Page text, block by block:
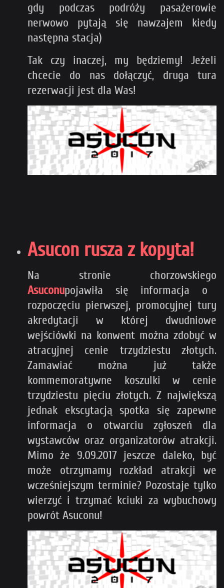
gdy podczas podróży pasażerowie
nerwowo pytają się nawzajem kiedy
następna stacja)
Tak czy inaczej, my będziemy! Jeżeli
chcecie do nas dołączyć, druga tura
rezerwacji jest dla Was!
Asucon rusza z kopyta!
Na stronie chorzowskiego
Asuconupojawiła się informacja o
rozpoczęciu pierwszej, promocyjnej tury
akredytacji w której dwudniowe
wejściówki na konwent można zdobyć w
atracyjnej cenie trzydziestu złotych.
Zamawiać można już także
kommemoratywne koszulki w cenie
trzydziestu pięciu złotych. Z największą
jednak ekscytacją spotka się zapewne
informacja o otwarciu zgłoszeń dla
wystawców oraz organizatorów atrakcji.
Mimo że 9.09.2017 jeszcze daleko, być
może otrzymamy rozkład atrakcji we
wcześniejszym terminie? Pozostaje tylko
wierzyć i trzymać kciuki za wybuchowy
powrót Asuconu!